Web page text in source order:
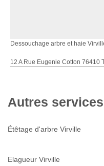
Dessouchage arbre et haie
12 A Rue Eugenie Cotton 76410
Autres services
Étêtage d'arbre Virville
Elagueur Virville